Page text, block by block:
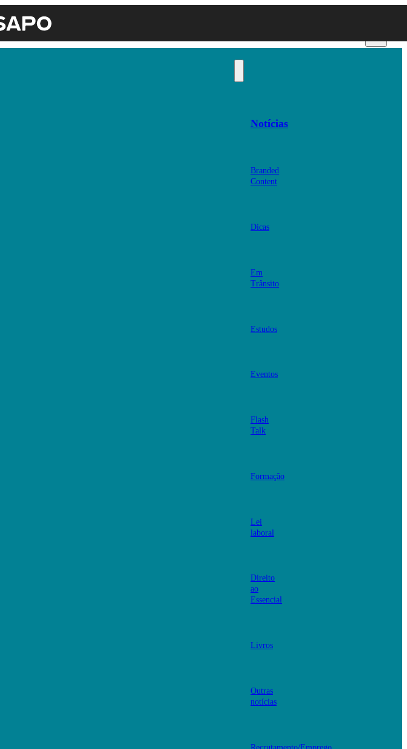
Notícias
Branded
Content
Dicas
Em
Trânsito
Estudos
Eventos
Flash
Talk
Formação
Lei
laboral
Direito
ao
Essencial
Livros
Outras
notícias